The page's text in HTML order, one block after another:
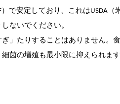
で安定しており、これはUSDA（
ないでください。
」たりすることはありません。
菌の増殖も最小限に抑えられます